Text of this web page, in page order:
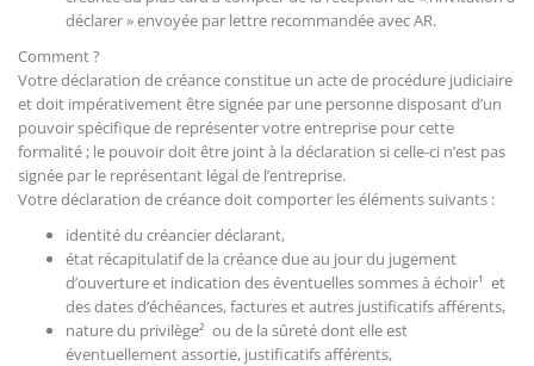
déclarer » envoyée par lettre recommandée avec AR.
Comment ?
Votre déclaration de créance constitue un acte de procédure judiciaire
et doit impérativement être signée par une personne disposant d’un
pouvoir spécifique de représenter votre entreprise pour cette
formalité ; le pouvoir doit être joint à la déclaration si celle-ci n’est pas
signée par le représentant légal de l’entreprise.
Votre déclaration de créance doit comporter les éléments suivants :
identité du créancier déclarant,
état récapitulatif de la créance due au jour du jugement
d’ouverture et indication des éventuelles sommes à échoir¹ et
des dates d’échéances, factures et autres justificatifs afférents,
nature du privilège² ou de la sûreté dont elle est
éventuellement assortie, justificatifs afférents,